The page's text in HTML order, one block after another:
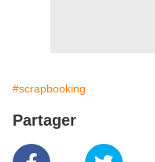
#scrapbooking
Partager